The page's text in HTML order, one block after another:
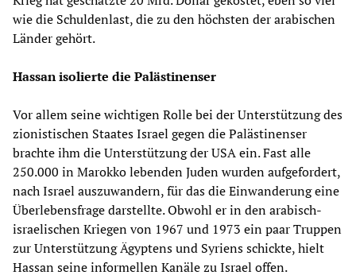
wie die Schuldenlast, die zu den höchsten der arabischen
Länder gehört.
Hassan isolierte die Palästinenser
Vor allem seine wichtigen Rolle bei der Unterstützung des
zionistischen Staates Israel gegen die Palästinenser
brachte ihm die Unterstützung der USA ein. Fast alle
250.000 in Marokko lebenden Juden wurden aufgefordert,
nach Israel auszuwandern, für das die Einwanderung eine
Überlebensfrage darstellte. Obwohl er in den arabisch-
israelischen Kriegen von 1967 und 1973 ein paar Truppen
zur Unterstützung Ägyptens und Syriens schickte, hielt
Hassan seine informellen Kanäle zu Israel offen.